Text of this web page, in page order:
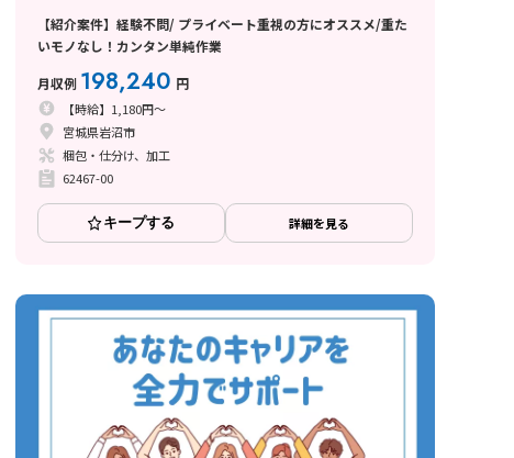
【紹介案件】経験不問/ プライベート重視の方にオススメ/重た
いモノなし！カンタン単純作業
月収例 198,240 円
【時給】1,180円～
宮城県岩沼市
梱包・仕分け、加工
62467-00
キープする 詳細を見る